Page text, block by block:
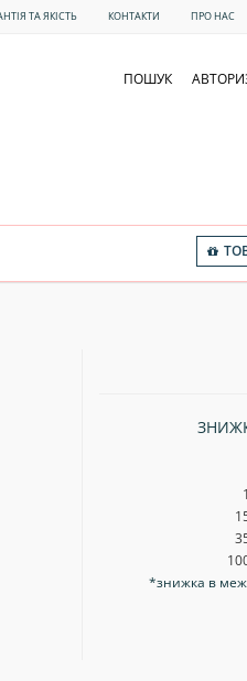
ТА ЯКІСТЬ КОНТАКТИ ПРО НАС
ПОШУК
*знижка в